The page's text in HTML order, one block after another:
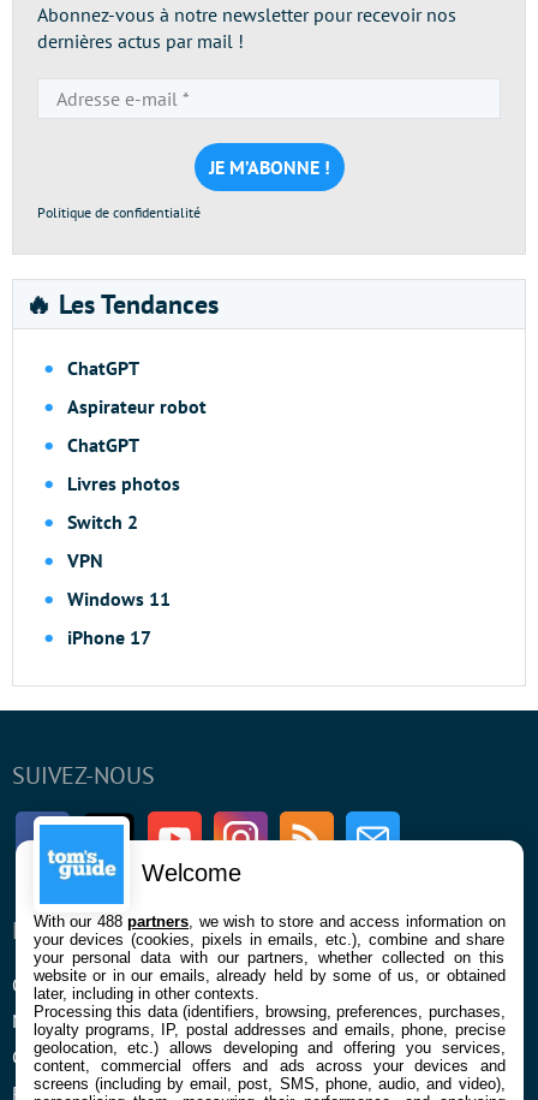
Abonnez-vous à notre newsletter pour recevoir nos
dernières actus par mail !
e-
mail
*
Politique de confidentialité
🔥 Les Tendances
ChatGPT
Aspirateur robot
ChatGPT
Livres photos
Switch 2
VPN
Windows 11
iPhone 17
SUIVEZ-NOUS
FacebookTwitter Youtube InstagramRSS Newsletter
ENTREPRISE
Qui sommes nous
Mentions légales et CGU
Confidentialité et Cookies
Préférences cookies
À PROPOS
La rédaction
Contact
Welcome
With our 488partners , we wish to store and access information on
your devices (cookies, pixels in emails, etc.), combine and share
your personal data with our partners, whether collected on this
website or in our emails, already held by some of us, or obtained
later, including in other contexts.
Processing this data (identifiers, browsing, preferences, purchases,
loyalty programs, IP, postal addresses and emails, phone, precise
geolocation, etc.) allows developing and offering you services,
content, commercial offers and ads across your devices and
screens (including by email, post, SMS, phone, audio, and video),